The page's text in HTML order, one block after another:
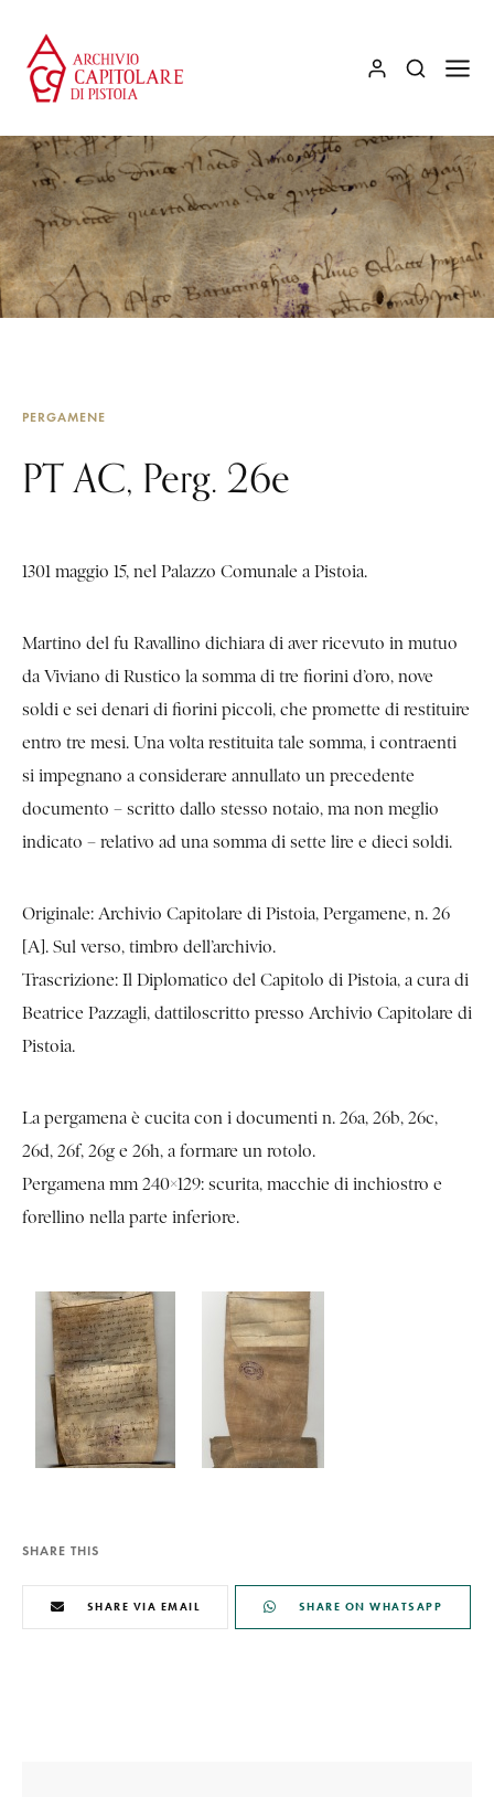
PERGAMENE
PT AC, Perg. 26e
1301 maggio 15, nel Palazzo Comunale a Pistoia.
Martino del fu Ravallino dichiara di aver ricevuto in mutuo
da Viviano di Rustico la somma di tre fiorini d’oro, nove
soldi e sei denari di fiorini piccoli, che promette di restituire
entro tre mesi. Una volta restituita tale somma, i contraenti
si impegnano a considerare annullato un precedente
documento – scritto dallo stesso notaio, ma non meglio
indicato – relativo ad una somma di sette lire e dieci soldi.
Originale: Archivio Capitolare di Pistoia, Pergamene, n. 26
[A]. Sul verso, timbro dell’archivio.
Trascrizione: Il Diplomatico del Capitolo di Pistoia, a cura di
Beatrice Pazzagli, dattiloscritto presso Archivio Capitolare di
Pistoia.
La pergamena è cucita con i documenti n. 26a, 26b, 26c,
26d, 26f, 26g e 26h, a formare un rotolo.
Pergamena mm 240×129: scurita, macchie di inchiostro e
forellino nella parte inferiore.
SHARE THIS
SHARE VIA EMAIL SHARE ON WHATSAPP